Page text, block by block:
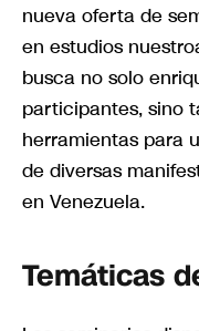
nueva oferta de
en estudios
busca no solo
participantes, sino
herramientas para
de diversas
en Venezuela.
Temáticas